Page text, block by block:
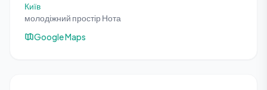
Київ
молодіжний простір Нота
Google Maps